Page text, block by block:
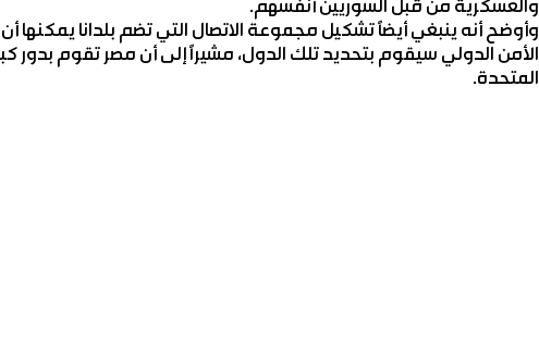
والعسكرية من قبل السوريين أنفسهم.
وأوضح أنه ينبغي أيضاً تشكيل مجموعة الاتصال التي تضم بلدانا يمكنها
الأمن الدولي سيقوم بتحديد تلك الدول، مشيراً إلى أن مصر تقوم
المتحدة.